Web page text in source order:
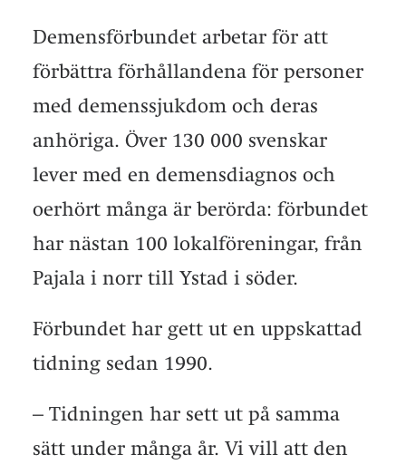
Demensförbundet arbetar för att
förbättra förhållandena för personer
med demenssjukdom och deras
anhöriga. Över 130 000 svenskar
lever med en demensdiagnos och
oerhört många är berörda: förbundet
har nästan 100 lokalföreningar, från
Pajala i norr till Ystad i söder.
Förbundet har gett ut en uppskattad
tidning sedan 1990.
– Tidningen har sett ut på samma
sätt under många år. Vi vill att den